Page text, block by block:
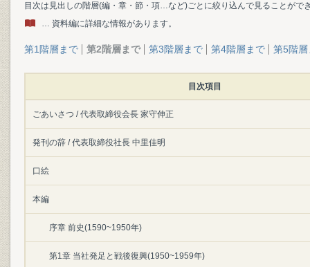
目次は見出しの階層(編・章・節・項…など)ごとに絞り込んで見ることがで
… 資料編に詳細な情報があります。
第1階層まで 第2階層まで 第3階層まで 第4階層まで 第5階層
目次項目
ごあいさつ / 代表取締役会長 家守伸正
発刊の辞 / 代表取締役社長 中里佳明
口絵
本編
序章 前史(1590~1950年)
第1章 当社発足と戦後復興(1950~1959年)